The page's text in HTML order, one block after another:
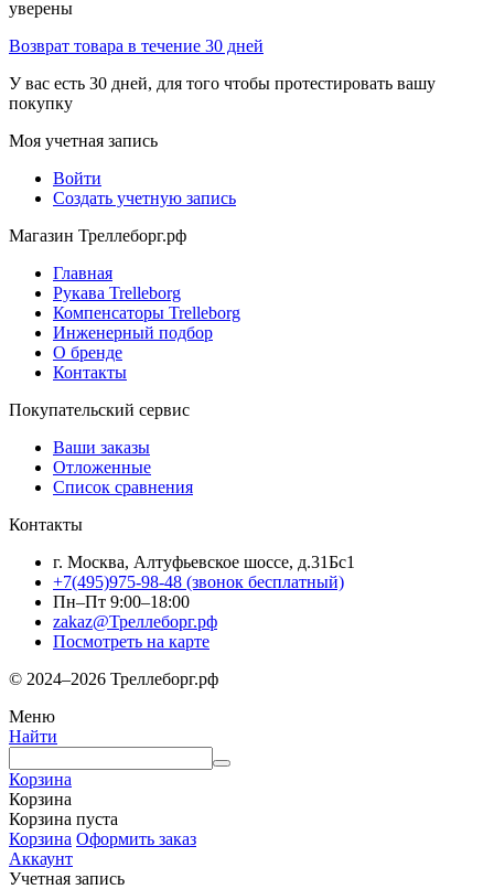
уверены
Возврат товара в течение 30 дней
У вас есть 30 дней, для того чтобы протестировать вашу
покупку
Моя учетная запись
Войти
Создать учетную запись
Магазин Треллеборг.рф
Главная
Рукава Trelleborg
Компенсаторы Trelleborg
Инженерный подбор
О бренде
Контакты
Покупательский сервис
Ваши заказы
Отложенные
Список сравнения
Контакты
г. Москва, Алтуфьевское шоссе, д.31Бс1
+7(495)975-98-48 (звонок бесплатный)
Пн–Пт 9:00–18:00
zakaz@Треллеборг.рф
Посмотреть на карте
© 2024–2026 Треллеборг.рф
Меню
Найти
Корзина
Корзина
Корзина пуста
Корзина Оформить заказ
Аккаунт
Учетная запись